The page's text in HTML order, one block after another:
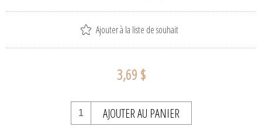
Ajouter à la liste de souhait
3,69 $
AJOUTER AU PANIER